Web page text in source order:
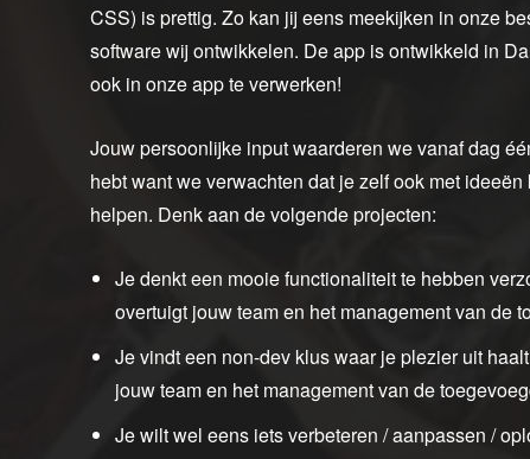
CSS) is prettig. Zo kan jij eens meekijken in onze
software wij ontwikkelen. De app is ontwikkeld in
ook in onze app te verwerken!
Jouw persoonlijke input waarderen we vanaf dag
hebt want we verwachten dat je zelf ook met
helpen. Denk aan de volgende projecten:
Je denkt een mooie functionaliteit te hebben
overtuigt jouw team en het management van de
Je vindt een non-dev klus waar je plezier uit
jouw team en het management van de
Je wilt wel eens iets verbeteren / aanpassen /